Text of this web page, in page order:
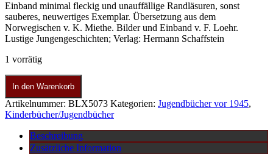
Einband minimal fleckig und unauffällige Randläsuren, sonst
sauberes, neuwertiges Exemplar. Übersetzung aus dem
Norwegischen v. K. Miethe. Bilder und Einband v. F. Loehr.
Lustige Jungengeschichten; Verlag: Hermann Schaffstein
1 vorrätig
In den Warenkorb
Artikelnummer: BLX5073 Kategorien: Jugendbücher vor 1945,
Kinderbücher/Jugendbücher
Beschreibung
Zusätzliche Information